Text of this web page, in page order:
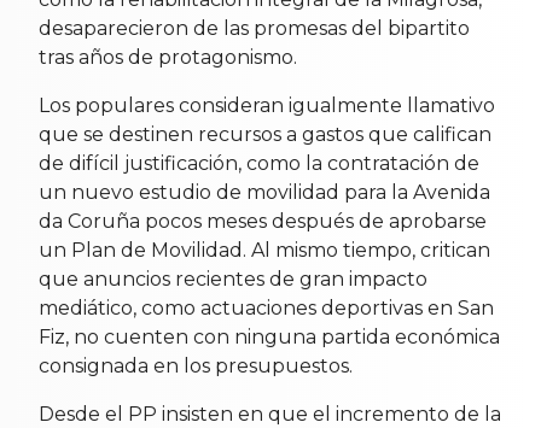
desaparecieron de las promesas del bipartito
tras años de protagonismo.
Los populares consideran igualmente llamativo
que se destinen recursos a gastos que califican
de difícil justificación, como la contratación de
un nuevo estudio de movilidad para la Avenida
da Coruña pocos meses después de aprobarse
un Plan de Movilidad. Al mismo tiempo, critican
que anuncios recientes de gran impacto
mediático, como actuaciones deportivas en San
Fiz, no cuenten con ninguna partida económica
consignada en los presupuestos.
Desde el PP insisten en que el incremento de la